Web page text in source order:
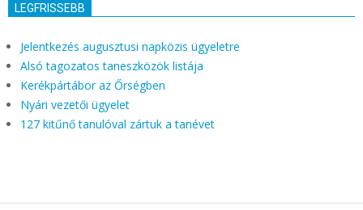
LEGFRISSEBB
Jelentkezés augusztusi napközis ügyeletre
Alsó tagozatos taneszközök listája
Kerékpártábor az Őrségben
Nyári vezetői ügyelet
127 kitűnő tanulóval zártuk a tanévet